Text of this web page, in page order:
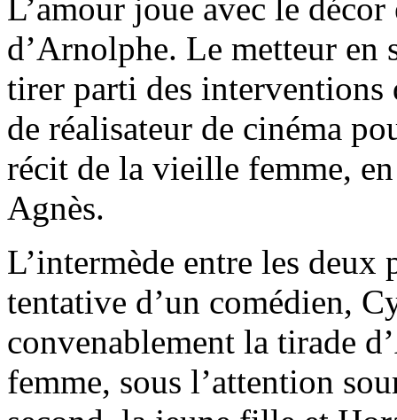
L’amour joue avec le
d’Arnolphe. Le metteur en
tirer parti des interventions
de réalisateur de cinéma
récit de la vieille femme,
Agnès.
L’intermède entre les deux
tentative d’un comédien,
convenablement la tirade
femme, sous l’attention